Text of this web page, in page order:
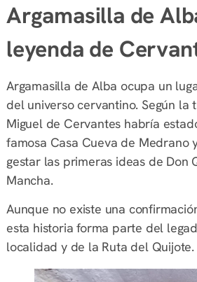
Argamasilla de
leyenda de
Argamasilla de Alba ocupa un
del universo cervantino. Según la
Miguel de Cervantes habría
famosa Casa Cueva de Medrano
gestar las primeras ideas de Don
Mancha.
Aunque no existe una
esta historia forma parte del
localidad y de la Ruta del Quijote.